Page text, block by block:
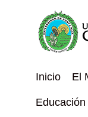
Inicio El
Educación